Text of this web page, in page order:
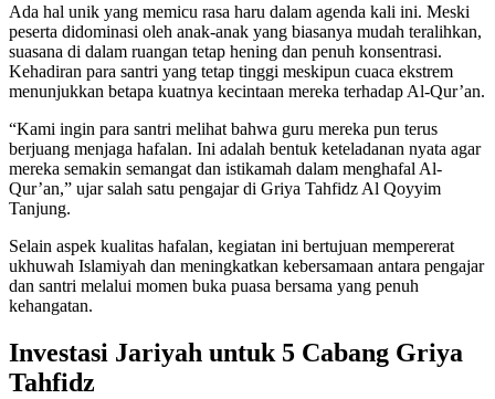
Ada hal unik yang memicu rasa haru dalam agenda kali ini. Meski
peserta didominasi oleh anak-anak yang biasanya mudah teralihkan,
suasana di dalam ruangan tetap hening dan penuh konsentrasi.
Kehadiran para santri yang tetap tinggi meskipun cuaca ekstrem
menunjukkan betapa kuatnya kecintaan mereka terhadap Al-Qur’an.
“Kami ingin para santri melihat bahwa guru mereka pun terus
berjuang menjaga hafalan. Ini adalah bentuk keteladanan nyata agar
mereka semakin semangat dan istikamah dalam menghafal Al-
Qur’an,” ujar salah satu pengajar di Griya Tahfidz Al Qoyyim
Tanjung.
Selain aspek kualitas hafalan, kegiatan ini bertujuan mempererat
ukhuwah Islamiyah dan meningkatkan kebersamaan antara pengajar
dan santri melalui momen buka puasa bersama yang penuh
kehangatan.
Investasi Jariyah untuk 5 Cabang Griya
Tahfidz